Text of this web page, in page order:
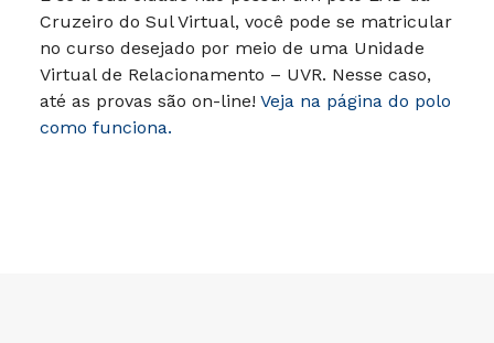
Cruzeiro do Sul Virtual, você pode se matricular
no curso desejado por meio de uma Unidade
Virtual de Relacionamento – UVR. Nesse caso,
até as provas são on-line! Veja na página do polo
como funciona.